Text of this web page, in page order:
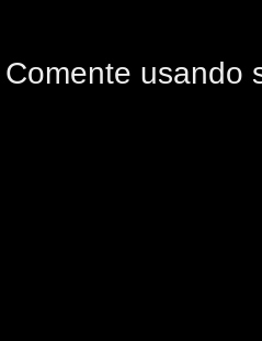
Comente usando